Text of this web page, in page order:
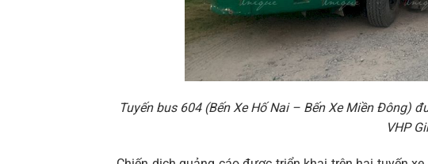
Tuyến bus 604 (Bến Xe Hố Nai – Bến Xe Miền Đông)
VHP